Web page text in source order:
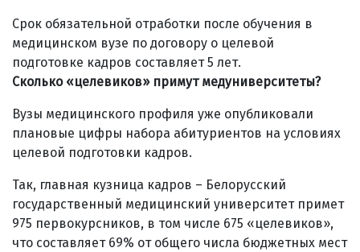
Срок обязательной отработки после обучения в
медицинском вузе по договору о целевой
подготовке кадров составляет 5 лет.
Сколько «целевиков» примут медуниверситеты?
Вузы медицинского профиля уже опубликовали
плановые цифры набора абитуриентов на условиях
целевой подготовки кадров.
Так, главная кузница кадров – Белорусский
государственный медицинский университет примет
975 первокурсников, в том числе 675 «целевиков»,
что составляет 69% от общего числа бюджетных мест